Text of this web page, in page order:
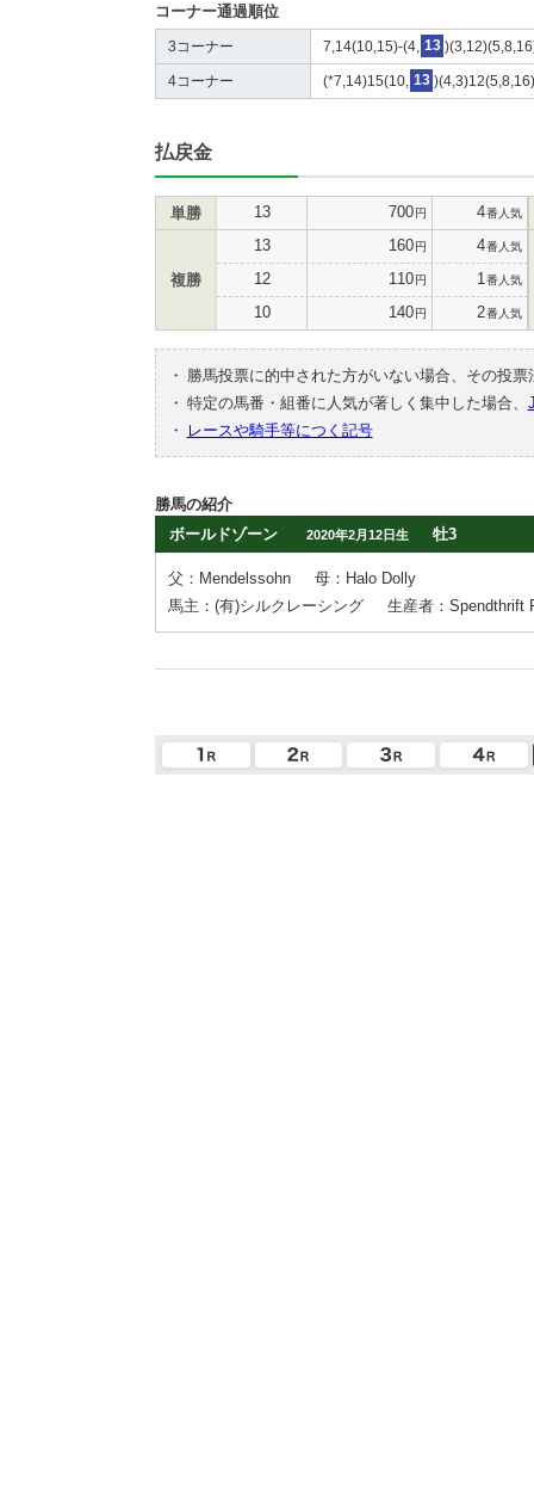
コーナー通過順位
3コーナー 7,14(10,15)-(4, 13
4コーナー (*7,14)15(10, 13
払戻金
単勝 13 700円 4番人気
複勝
13 160円 4番人気
12 110円 1 番人気
10 140円 2番人気
・
勝馬投票に的中された方がいない場合、その投
・ 特定の馬番・組番に人気が著しく集中した場合、
・
レースや騎手等につく記号
勝馬の紹介
ボールドゾーン
2020年2月12日生 牡3
父：Mendelssohn
母：Halo Dolly
馬主：(有)シルクレーシング
生産者：Spendthrift